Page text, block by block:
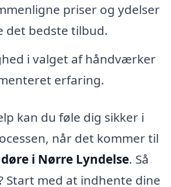
priser og ydelser
det bedste tilbud.
i valget af håndværker
erfaring.
kan du føle dig sikker i
når det kommer til
i Nørre Lyndelse. Så
Start med at indhente dine